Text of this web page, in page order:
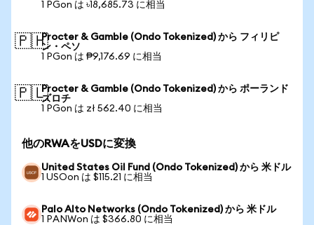
1 PGon は ৳18,685.73 に相当
🇵🇭Procter & Gamble (Ondo Tokenized) から フィリピ
ン・ペソ
1 PGon は ₱9,176.69 に相当
🇵🇱Procter & Gamble (Ondo Tokenized) から ポーランド
ズロチ
1 PGon は zł 562.40 に相当
他のRWAをUSDに変換
United States Oil Fund (Ondo Tokenized) から 米ドル
1 USOon は $115.21 に相当
Palo Alto Networks (Ondo Tokenized) から 米ドル
1 PANWon は $366.80 に相当